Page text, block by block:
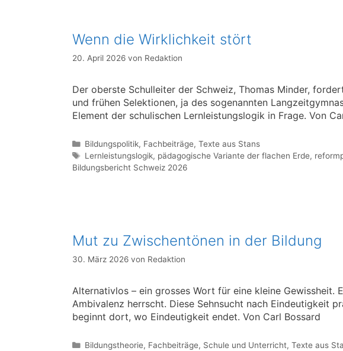
Wenn die Wirklichkeit stört
20. April 2026 von Redaktion
Der oberste Schulleiter der Schweiz, Thomas Minder,
und frühen Selektionen, ja des sogenannten
Element der schulischen Lernleistungslogik in Frage. Von
Kategorien
Bildungspolitik, Fachbeiträge,Texte aus Stans
Schlagwörter
Lernleistungslogik, pädagogische Variante der flachen Erde,
Bildungsbericht Schweiz 2026
Mut zu Zwischentönen in der Bildung
30. März 2026 von Redaktion
Alternativlos – ein grosses Wort für eine kleine Gewissheit.
Ambivalenz herrscht. Diese Sehnsucht nach Eindeutigkeit
beginnt dort, wo Eindeutigkeit endet. Von Carl Bossard
Kategorien
Bildungstheorie, Fachbeiträge, Schule und Unterricht,Texte aus